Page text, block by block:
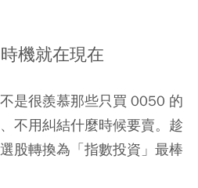
機就在現在
是很羨慕那些只買 0050 的
不用糾結什麼時候要賣。趁
股轉換為「指數投資」最棒